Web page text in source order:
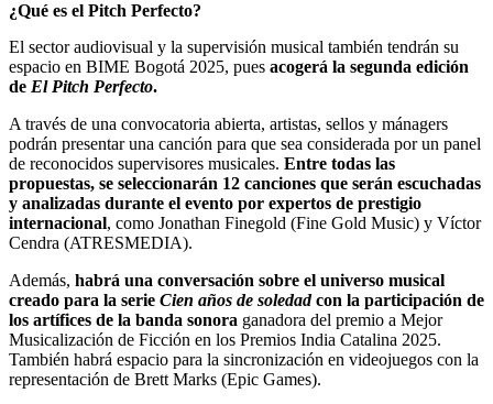
¿Qué es el Pitch Perfecto?
El sector audiovisual y la supervisión musical también tendrán su
espacio en BIME Bogotá 2025, pues acogerá la segunda edición
de El Pitch Perfecto.
A través de una convocatoria abierta, artistas, sellos y mánagers
podrán presentar una canción para que sea considerada por un panel
de reconocidos supervisores musicales. Entre todas las
propuestas, se seleccionarán 12 canciones que serán escuchadas
y analizadas durante el evento por expertos de prestigio
internacional, como Jonathan Finegold (Fine Gold Music) y Víctor
Cendra (ATRESMEDIA).
Además, habrá una conversación sobre el universo musical
creado para la serie Cien años de soledadcon la participación de
los artífices de la banda sonora ganadora del premio a Mejor
Musicalización de Ficción en los Premios India Catalina 2025.
También habrá espacio para la sincronización en videojuegos con la
representación de Brett Marks (Epic Games).